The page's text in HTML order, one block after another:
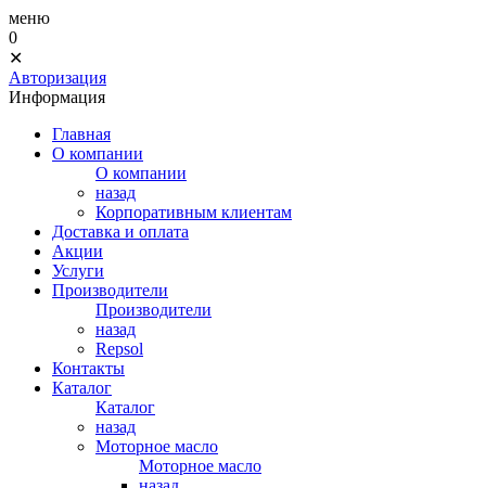
меню
0
✕
Авторизация
Информация
Главная
О компании
О компании
назад
Корпоративным клиентам
Доставка и оплата
Акции
Услуги
Производители
Производители
назад
Repsol
Контакты
Каталог
Каталог
назад
Моторное масло
Моторное масло